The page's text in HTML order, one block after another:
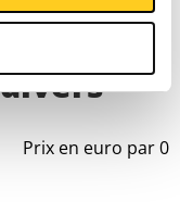
Prix en euro par 0